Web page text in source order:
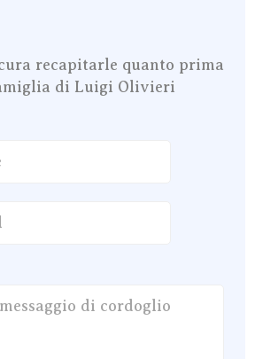
recapitarle quanto prima
di Luigi Olivieri